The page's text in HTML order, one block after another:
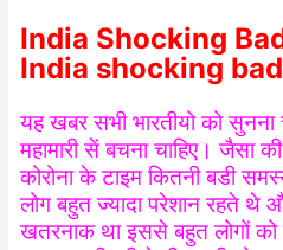
India Shocking
India shocking
यह खबर सभी भारतीयो को
महामारी सें बचना चाहिए। जैसा
कोरोना के टाइम कितनी बडी
लोग बहुत ज्यादा परेशान रहते थे
खतरनाक था इससे बहुत लोगों को